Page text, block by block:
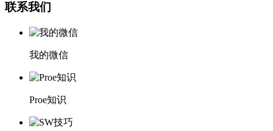
联系我们
我的微信
Proe知识